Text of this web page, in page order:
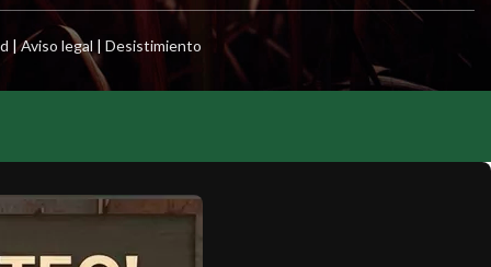
|Aviso legal | Desistimiento